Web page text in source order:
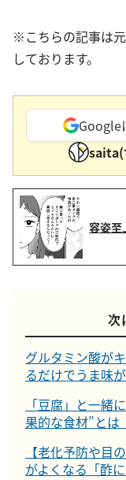
※こちらの記事は
しております。
Google
saita(
容姿至
次
グルタミン酸が
るだけでうま味
「豆腐」と一緒
果的な食材”とは
【老化予防や目
がよくなる「酢